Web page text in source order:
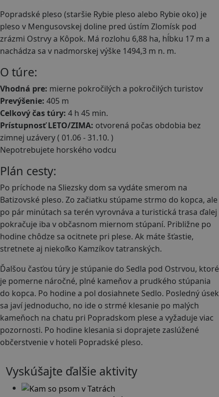
Popradské pleso (staršie Rybie pleso alebo Rybie oko) je
pleso v Mengusovskej doline pred ústím Zlomísk pod
zrázmi Ostrvy a Kôpok. Má rozlohu 6,88 ha, hĺbku 17 m a
nachádza sa v nadmorskej výške 1494,3 m n. m.
O túre:
Vhodná pre: mierne pokročilých a pokročilých turistov
Prevýšenie: 405 m
Celkový čas túry: 4 h 45 min.
Prístupnosť LETO/ZIMA: otvorená počas obdobia bez
zimnej uzávery ( 01.06 - 31.10. )
Nepotrebujete horského vodcu
Plán cesty:
Po príchode na Sliezsky dom sa vydáte smerom na
Batizovské pleso. Zo začiatku stúpame strmo do kopca, ale
po pár minútach sa terén vyrovnáva a turistická trasa ďalej
pokračuje iba v občasnom miernom stúpaní. Približne po
hodine chôdze sa ocitnete pri plese. Ak máte šťastie,
stretnete aj niekoľko Kamzíkov tatranských.
Ďalšou časťou túry je stúpanie do Sedla pod Ostrvou, ktoré
je pomerne náročné, plné kameňov a prudkého stúpania
do kopca. Po hodine a pol dosiahnete Sedlo. Posledný úsek
sa javí jednoducho, no ide o strmé klesanie po malých
kameňoch na chatu pri Popradskom plese a vyžaduje viac
pozornosti. Po hodine klesania si doprajete zaslúžené
občerstvenie v hoteli Popradské pleso.
Vyskúšajte ďalšie aktivity